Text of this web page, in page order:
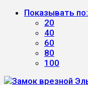
Показывать по:
20
40
60
80
100